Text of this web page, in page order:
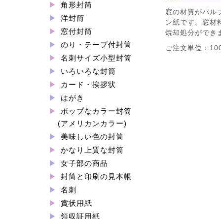
角形封筒
洋封筒
窓付封筒
のり・テープ付封筒
名刺サイズ小型封筒
いろいろな封筒
カード・挨拶状
はがき
ポップなカラー封筒
(アメリカンカラー)
美味しい色の封筒
かなり上質な封筒
女子部の商品
封筒と印刷の見本帳
名刺
賞状用紙
領収証用紙
窓の材質がパル
ン紙です。窓材
焼却処分ができ
ご注文単位：